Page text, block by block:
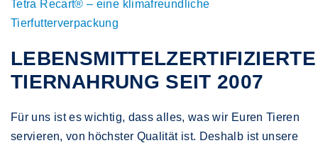
Tetra Recart® – eine klimafreundliche
Tierfutterverpackung
LEBENSMITTELZERTIFIZIERTE
TIERNAHRUNG SEIT 2007
Für uns ist es wichtig, dass alles, was wir Euren Tieren
servieren, von höchster Qualität ist. Deshalb ist unsere